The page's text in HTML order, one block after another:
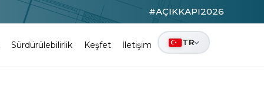
#AÇIKKAPI2026
Sürdürülebilirlik Keşfet İletişim TR